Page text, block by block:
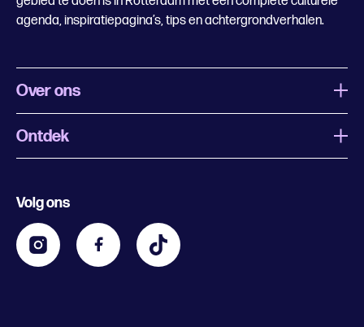
agenda, inspiratiepagina’s, tips en achtergrondverhalen.
Over ons
Wat is Uitagenda Rotterdam
Contact
Zakelijk
Ontdek
Kids
Volg ons